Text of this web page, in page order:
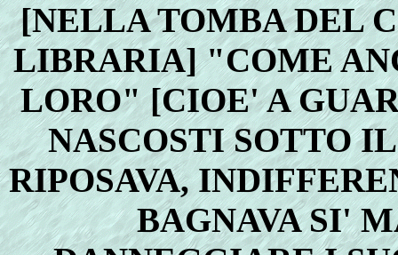
[NELLA TOMBA DEL
LIBRARIA] "COME
LORO" [CIOE' A
NASCOSTI SOTTO
RIPOSAVA,
BAGNAVA SI'